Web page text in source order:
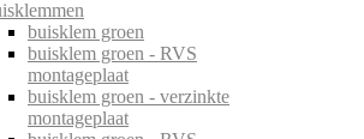
buisklem groen
buisklem groen - RVS
montageplaat
buisklem groen - verzinkte
montageplaat